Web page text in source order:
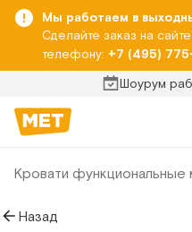
Мы работаем в
Сделайте заказ на
телефону: +7 (495)
Шоурум
Кровати функциональные
Назад